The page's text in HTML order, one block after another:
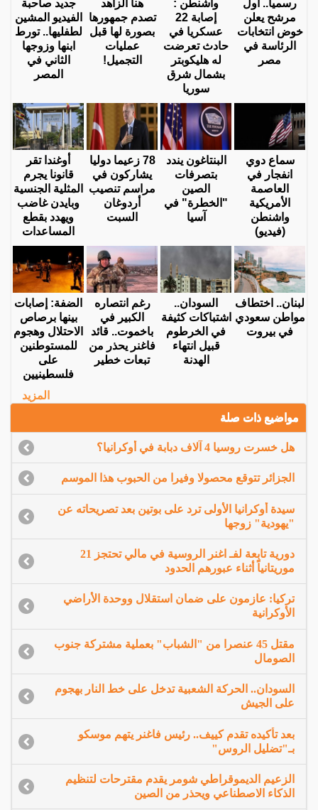
رسميا.. أول
مرشح يعلن
خوض انتخابات
الرئاسة في
مصر
واشنطن :
إصابة 22
عسكريا في
حادث تعرضت
له هليكوبتر
بشمال شرق
سوريا
هنا الزاهد
تصدم جمهورها
بصورة لها قبل
عمليات
التجميل!
جديد صاحبة
الفيديو المشين
لطفليها.. تورط
ابنها وزوجها
الثاني في
المصر
سماع دوي
انفجار في
العاصمة
الأمريكية
واشنطن
(فيديو)
البنتاغون يندد
بتصرفات
الصين
"الخطرة" في
آسيا
78 زعيما دوليا
يشاركون في
مراسم تنصيب
أردوغان
السبت
أوغندا تقر
قانونا يجرم
المثلية الجنسية
وبايدن غاضب
ويهدد بقطع
المساعدات
لبنان.. اختطاف
مواطن سعودي
في بيروت
السودان..
اشتباكات كثيفة
في الخرطوم
قبيل انتهاء
الهدنة
رغم انتصاره
الكبير في
باخموت.. قائد
فاغنر يحذر من
تبعات خطير
الضفة: إصابات
بينها برصاص
الاحتلال وهجوم
للمستوطنين
على
فلسطينيين
المزيد
مواضيع ذات صلة
هل خسرت روسيا 4 آلاف دبابة في أوكرانيا؟
الجزائر تتوقع محصولا وفيرا من الحبوب هذا الموسم
سيدة أوكرانيا الأولى ترد على بوتين بعد تصريحاته عن
"يهودية" زوجها
دورية تابعة لفـ اغنر الروسية في مالي تحتجز 21
موريتانياً أثناء عبورهم الحدود
تركيا: عازمون على ضمان استقلال ووحدة الأراضي
الأوكرانية
مقتل 45 عنصرا من "الشباب" بعملية مشتركة جنوب
الصومال
السودان.. الحركة الشعبية تدخل على خط النار بهجوم
على الجيش
بعد تأكيده تقدم كييف.. رئيس فاغنر يتهم موسكو
بـ"تضليل الروس"
الزعيم الديموقراطي شومر يقدم مقترحات لتنظيم
الذكاء الاصطناعي ويحذر من الصين